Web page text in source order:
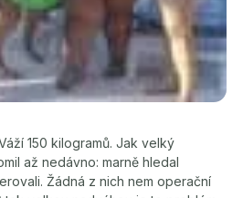
150 kilogramů. Jak velký
až nedávno: marně hledal
Žádná z nich nem operační